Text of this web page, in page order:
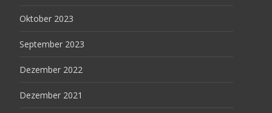
Oktober 2023
September 2023
Dezember 2022
Dezember 2021